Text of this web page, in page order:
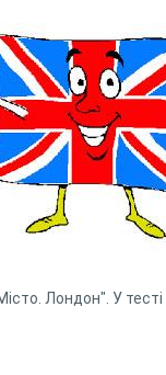
Лондон". У